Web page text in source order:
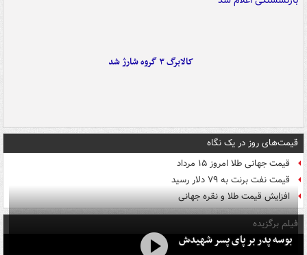
کالابرگ ۳ گروه شارژ شد
قیمت‌های روز در یک نگاه
قیمت جهانی طلا امروز ۱۵ مرداد
قیمت نفت برنت به ۷۹ دلار رسید
افزایش قیمت طلا و نقره جهانی
فیلم برگزیده
بوسه‌ پدر بر پای پسر شهیدش